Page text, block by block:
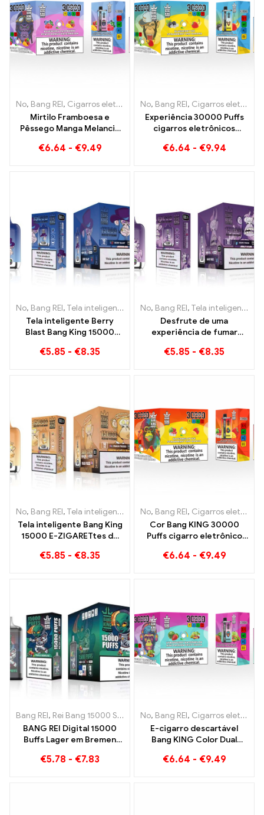
No, Bang REI, Cigarros eletrônicos descartáveis ​​Lituânia ,Cigarros
Mirtilo Framboesa e
Pêssego Manga Melancia
Puffs E-CIGARROS
€6.64 - €9.49
No, Bang REI, Cigarros eletrônicos descartáveis ​​Lituânia
Experiência 30000 Puffs
cigarros eletrônicos
Blueberry Ice encontra
€6.64 - €9.94
No, Bang REI, Tela inteligente Bang King 15000 Sopro ,Cigarros
Tela inteligente Berry
Blast Bang King 15000
descartável de nova
€5.85 - €8.35
No, Bang REI, Tela inteligente Bang King 15000 Sopro
Desfrute de uma
experiência de fumar
Grape Jelly Bang King
€5.85 - €8.35
No, Bang REI, Tela inteligente Bang King 15000 Sopro ,Cigarros
Tela inteligente Bang King
15000 E-ZIGARETtes de
congelamento de pêssego
€5.85 - €8.35
No, Bang REI, Cigarros eletrônicos descartáveis ​​Lituânia
Cor Bang KING 30000
Puffs cigarro eletrônico
perfeita de sorvete de
€6.64 - €9.49
Bang REI, Rei Bang 15000 Sopros ,Cigarro eletrônico descartável
BANG REI Digital 15000
Buffs Lager em Bremen
€5.78 - €7.83
No, Bang REI, Cigarros eletrônicos descartáveis ​​Lituânia
E-cigarro descartável
Bang KING Color Dual
de sabor com Melancia
€6.64 - €9.49